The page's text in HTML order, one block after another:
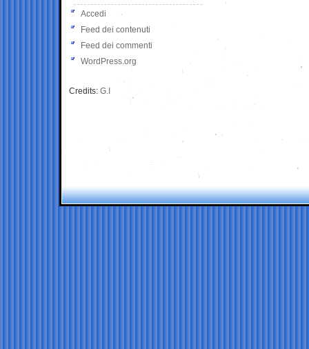
Accedi
Feed dei contenuti
Feed dei commenti
WordPress.org
Credits: G.I